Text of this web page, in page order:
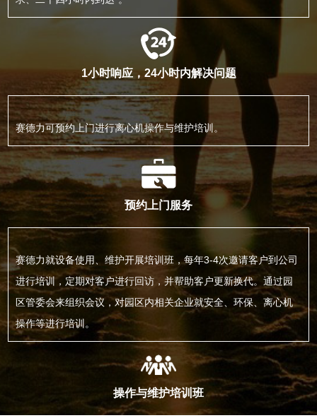
1小时响应，24小时内解决问题
赛德力可预约上门进行离心机操作与维护培训。
预约上门服务
赛德力就设备使用、维护开展培训班，每年3-4次邀请客户到公司
进行培训，定期对客户进行回访，并帮助客户更新换代。通过园
区管委会来组织会议，对园区内相关企业就安全、环保、离心机
操作等进行培训。
操作与维护培训班